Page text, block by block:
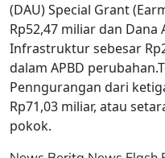
(DAU) Special Grant
Rp52,47 miliar dan Dana
Infrastruktur sebesar
dalam APBD
Penngurangan dari
Rp71,03 miliar, atau
pokok.